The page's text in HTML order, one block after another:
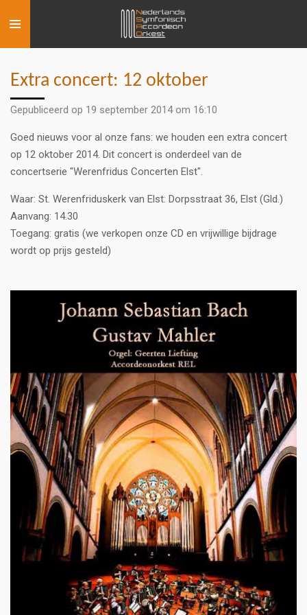
direct
naar
hoofdinhoud
Extra concert: 12 oktober
Gepubliceerd op 19 september 2014 om 16:10
Goed nieuws voor al onze fans: we houden een extra concert
op 12 oktober 2014. Dit concert is onderdeel van de
concertserie "Werenfridus Concerten Elst".
Waar: St. Werenfriduskerk van Elst: Dorpsstraat 36, Elst (Gld.)
Aanvang: 14.30
Toegang: gratis (we verkopen onze CD en vrijwillige bijdrage
wordt op prijs gesteld)